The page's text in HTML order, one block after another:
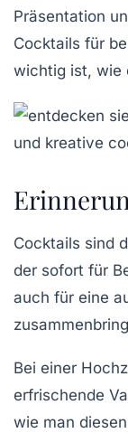
Präsentation
Cocktails für
wichtig ist, wie
Cocktails sind
der sofort für
auch für eine
Bei einer
erfrischende
wie man